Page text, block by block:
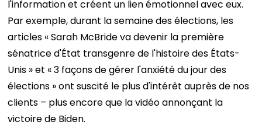
l'information et créent un lien émotionnel avec eux.
Par exemple, durant la semaine des élections, les
articles « Sarah McBride va devenir la première
sénatrice d'État transgenre de l'histoire des États-
Unis » et « 3 façons de gérer l'anxiété du jour des
élections » ont suscité le plus d'intérêt auprès de nos
clients – plus encore que la vidéo annonçant la
victoire de Biden.